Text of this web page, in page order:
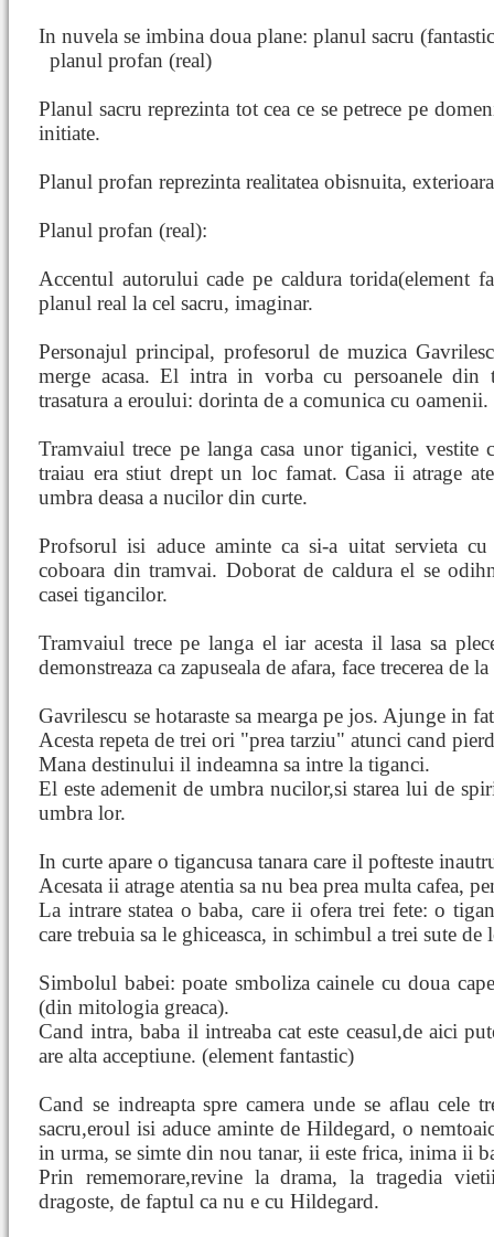
In nuvela se imbina doua plane: planul sacru
planul profan (real)
Planul sacru reprezinta tot cea ce se petrece pe
initiate.
Planul profan reprezinta realitatea obisnuita,
Planul profan (real):
Accentul autorului cade pe caldura torida(element
planul real la cel sacru, imaginar.
Personajul principal, profesorul de muzica
merge acasa. El intra in vorba cu persoanele
trasatura a eroului: dorinta de a comunica cu oamenii.
Tramvaiul trece pe langa casa unor tiganici,
traiau era stiut drept un loc famat. Casa ii atrage
umbra deasa a nucilor din curte.
Profsorul isi aduce aminte ca si-a uitat servieta
coboara din tramvai. Doborat de caldura el se
casei tigancilor.
Tramvaiul trece pe langa el iar acesta il lasa sa
demonstreaza ca zapuseala de afara, face trecerea de
Gavrilescu se hotaraste sa mearga pe jos. Ajunge in
Acesta repeta de trei ori "prea tarziu" atunci cand
Mana destinului il indeamna sa intre la tiganci.
El este ademenit de umbra nucilor,si starea lui de
umbra lor.
In curte apare o tigancusa tanara care il pofteste
Acesata ii atrage atentia sa nu bea prea multa cafea,
La intrare statea o baba, care ii ofera trei fete: o
care trebuia sa le ghiceasca, in schimbul a trei sute de
Simbolul babei: poate smboliza cainele cu doua
(din mitologia greaca).
Cand intra, baba il intreaba cat este ceasul,de aici
are alta acceptiune. (element fantastic)
Cand se indreapta spre camera unde se aflau cele
sacru,eroul isi aduce aminte de Hildegard, o
in urma, se simte din nou tanar, ii este frica, inima ii
Prin rememorare,revine la drama, la tragedia
dragoste, de faptul ca nu e cu Hildegard.